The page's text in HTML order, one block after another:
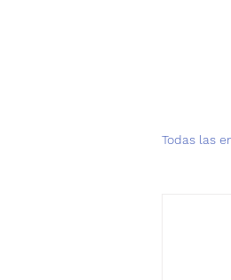
Todas las